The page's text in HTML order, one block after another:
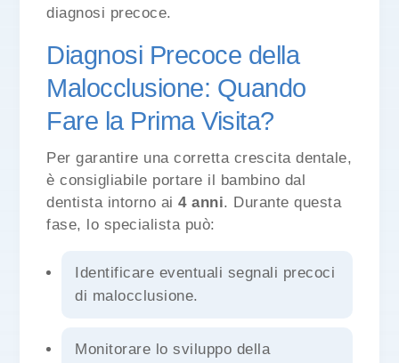
diagnosi precoce.
Diagnosi Precoce della
Malocclusione: Quando
Fare la Prima Visita?
Per garantire una corretta crescita dentale,
è consigliabile portare il bambino dal
dentista intorno ai4 anni. Durante questa
fase, lo specialista può:
Identificare eventuali segnali precoci
di malocclusione.
Monitorare lo sviluppo della